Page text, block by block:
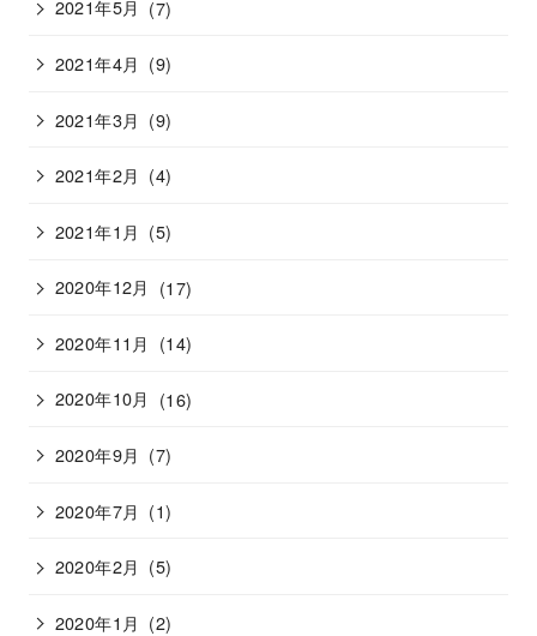
2021年5月 (7)
2021年4月 (9)
2021年3月 (9)
2021年2月 (4)
2021年1月 (5)
2020年12月 (17)
2020年11月 (14)
2020年10月 (16)
2020年9月 (7)
2020年7月 (1)
2020年2月 (5)
2020年1月 (2)